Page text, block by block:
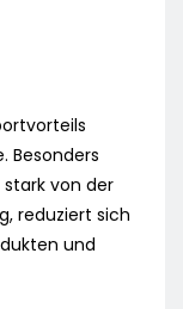
Besonders
von der
reduziert sich
und